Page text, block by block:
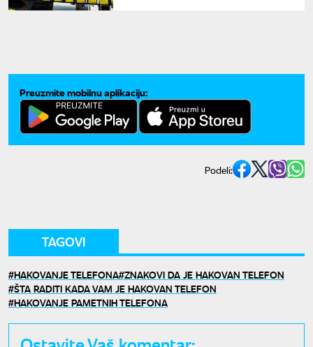
Preuzmite mobilnu aplikaciju:
Podeli:
TAGOVI
HAKOVANJE TELEFONA ZNAKOVI DA JE HAKOVAN TELEFON
ŠTA RADITI KADA VAM JE HAKOVAN TELEFON
HAKOVANJE PAMETNIH TELEFONA